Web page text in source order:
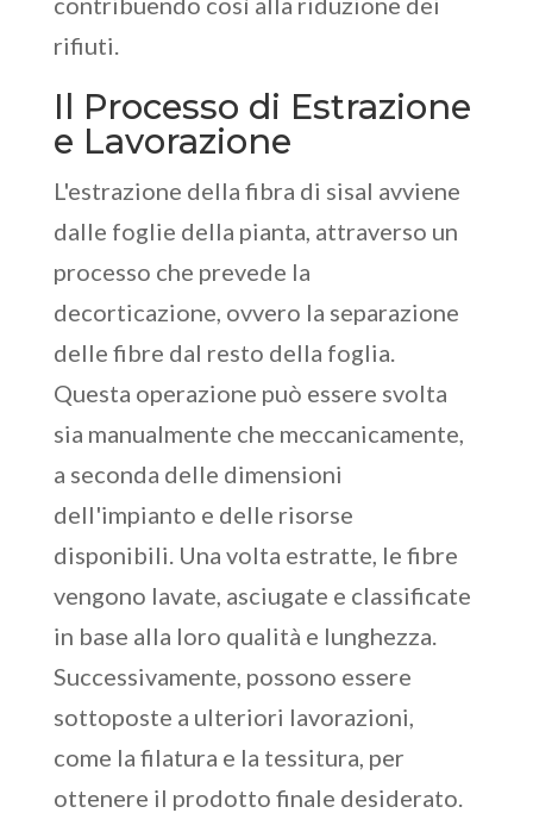
rifiuti.
Il Processo di Estrazione
e Lavorazione
L'estrazione della fibra di sisal avviene
dalle foglie della pianta, attraverso un
processo che prevede la
decorticazione, ovvero la separazione
delle fibre dal resto della foglia.
Questa operazione può essere svolta
sia manualmente che meccanicamente,
a seconda delle dimensioni
dell'impianto e delle risorse
disponibili. Una volta estratte, le fibre
vengono lavate, asciugate e classificate
in base alla loro qualità e lunghezza.
Successivamente, possono essere
sottoposte a ulteriori lavorazioni,
come la filatura e la tessitura, per
ottenere il prodotto finale desiderato.